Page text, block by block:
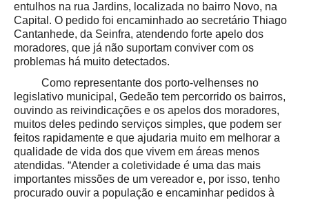
entulhos na rua Jardins, localizada no bairro Novo, na
Capital. O pedido foi encaminhado ao secretário Thiago
Cantanhede, da Seinfra, atendendo forte apelo dos
moradores, que já não suportam conviver com os
problemas há muito detectados.
Como representante dos porto-velhenses no
legislativo municipal, Gedeão tem percorrido os bairros,
ouvindo as reivindicações e os apelos dos moradores,
muitos deles pedindo serviços simples, que podem ser
feitos rapidamente e que ajudaria muito em melhorar a
qualidade de vida dos que vivem em áreas menos
atendidas. “Atender a coletividade é uma das mais
importantes missões de um vereador e, por isso, tenho
procurado ouvir a população e encaminhar pedidos à